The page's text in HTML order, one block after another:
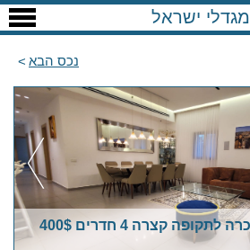
מגדלי ישראל
נכס הבא
בת ים דירת גן להשכרה לתקופה קצרה 4 חדרים 400$